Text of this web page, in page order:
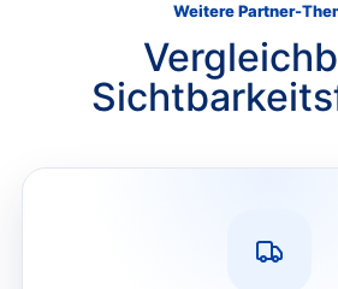
Weitere Partner-